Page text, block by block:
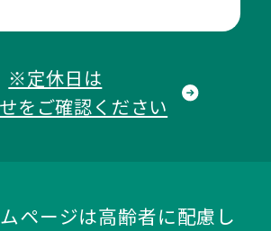
※定休日は
をご確認ください
ページは高齢者に配慮し